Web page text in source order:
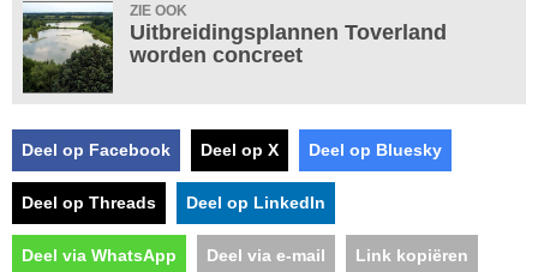
ZIE OOK
Uitbreidingsplannen Toverland
worden concreet
Deel op Facebook Deel op X Deel op Bluesky
Deel op Threads Deel op LinkedIn
Deel via WhatsApp Deel via e-mail Link kopiëren